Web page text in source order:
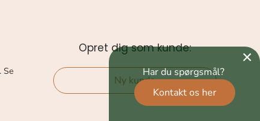
Se
Opret dig som kunde:
Ny kunde
×
Har du spørgsmål?
Kontakt os her